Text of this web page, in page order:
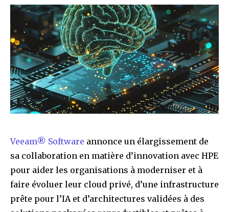
Veeam® Software annonce un élargissement de
sa collaboration en matière d’innovation avec HPE
pour aider les organisations à moderniser et à
faire évoluer leur cloud privé, d’une infrastructure
prête pour l’IA et d’architectures validées à des